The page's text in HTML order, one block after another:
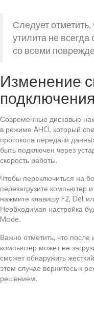
Следует
утилита не
со всеми
Изменение
Современные дисковые
в режиме AHCI, который
протокола передачи
быть подключен через
скорость работы.
Чтобы переключиться на
перезагрузите компьютер
нажмите клавишу F2, Del
Необходимая настройка
Mode.
Важно отметить, что
компьютер может не
сможет обнаружить
этом случае вернитесь к
решением.